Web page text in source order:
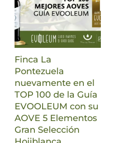
Finca La
Pontezuela
nuevamente en el
TOP 100 de la Guía
EVOOLEUM con su
AOVE 5 Elementos
Gran Selección